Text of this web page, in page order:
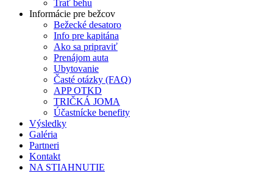
Trať behu
Informácie pre bežcov
Bežecké desatoro
Info pre kapitána
Ako sa pripraviť
Prenájom auta
Ubytovanie
Časté otázky (FAQ)
APP OTKD
TRIČKÁ JOMA
Účastnícke benefity
Výsledky
Galéria
Partneri
Kontakt
NA STIAHNUTIE